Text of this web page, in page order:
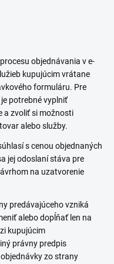
objednávania v e-
kupujúcim vrátane
formuláru. Pre
potrebné vyplniť
a zvoliť si možnosti
alebo služby.
s cenou objednaných
jej odoslaní stáva pre
na uzatvorenie
predávajúceho vzniká
alebo dopĺňať len na
kupujúcim
právny predpis
zo strany